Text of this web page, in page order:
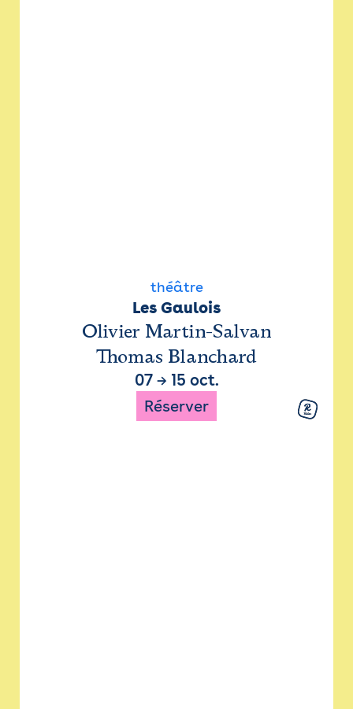
théâtre
Les Gaulois
Olivier Martin-Salvan
Thomas Blanchard
07→ 15 oct.
Réserver